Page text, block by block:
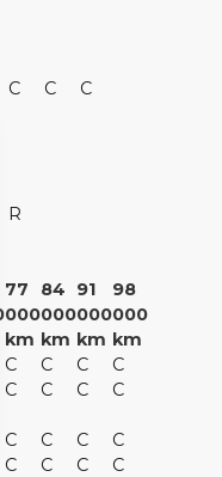
C C C
R
77
000
km
84
000
km
91
000
km
98
000
km
C C C
C
C C C C
C C C
C
C C C C